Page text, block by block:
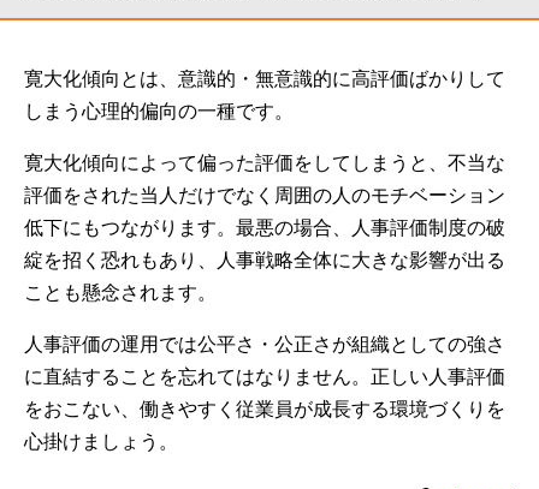
寛大化傾向とは、意識的・無意識的に高評価ばかりして
しまう心理的偏向の一種です。
寛大化傾向によって偏った評価をしてしまうと、不当な
評価をされた当人だけでなく周囲の人のモチベーション
低下にもつながります。最悪の場合、人事評価制度の破
綻を招く恐れもあり、人事戦略全体に大きな影響が出る
ことも懸念されます。
人事評価の運用では公平さ・公正さが組織としての強さ
に直結することを忘れてはなりません。正しい人事評価
をおこない、働きやすく従業員が成長する環境づくりを
心掛けましょう。